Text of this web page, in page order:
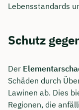
Lebensstandards
Schutz
Der
Schäden durch
Lawinen ab. Dies
Regionen, die